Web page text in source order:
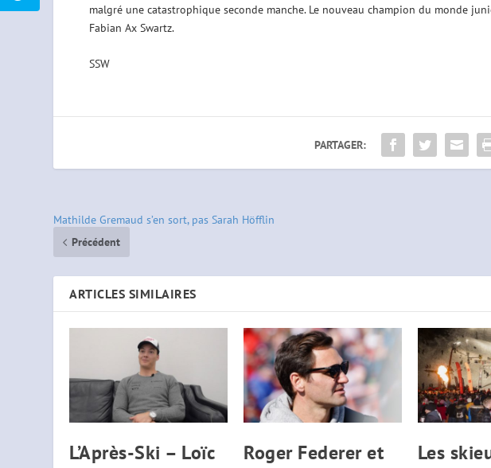
malgré une catastrophique seconde manche. Le nouveau champion du monde
Fabian Ax Swartz.
SSW
PARTAGER:
Mathilde Gremaud s’en sort, pas Sarah Höfflin
Précédent
ARTICLES SIMILAIRES
L’Après-Ski – Loïc
Roger Federer et
Les